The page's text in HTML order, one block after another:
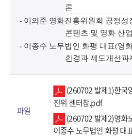
론
- 이의준 영화진흥위원회 공정성
콘텐츠 및 영화 산
- 이종수 노무법인 화평 대표(영
환경과 제도개선과
파일
(260702 발제1)한국
진위 센터장.pdf
(260702 발제2)영화
이종수 노무법인 화평 대